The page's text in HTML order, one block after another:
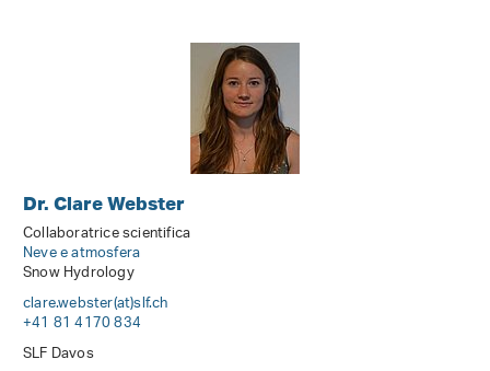
Dr. Clare Webster
Collaboratrice scientifica
Neve e atmosfera
Snow Hydrology
clare.webster(at)slf.ch
+41 81 4170 834
SLF Davos